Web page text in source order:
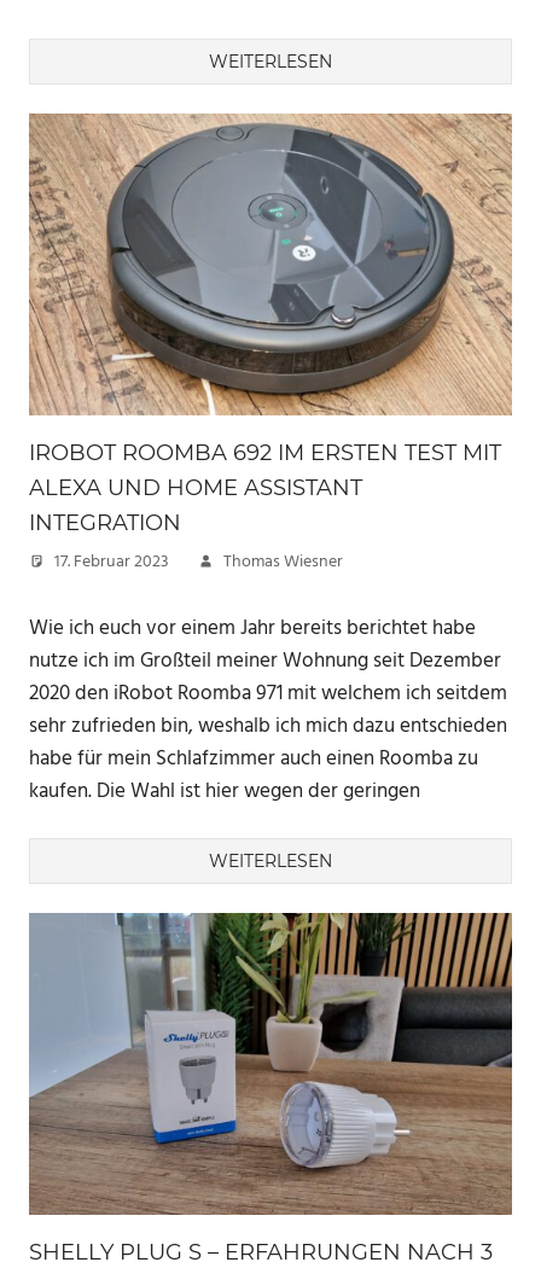
WEITERLESEN
IROBOT ROOMBA 692 IM ERSTEN TEST MIT
ALEXA UND HOME ASSISTANT
INTEGRATION
17. Februar 2023 Thomas Wiesner
Wie ich euch vor einem Jahr bereits berichtet habe
nutze ich im Großteil meiner Wohnung seit Dezember
2020 den iRobot Roomba 971 mit welchem ich seitdem
sehr zufrieden bin, weshalb ich mich dazu entschieden
habe für mein Schlafzimmer auch einen Roomba zu
kaufen. Die Wahl ist hier wegen der geringen
WEITERLESEN
SHELLY PLUG S – ERFAHRUNGEN NACH 3